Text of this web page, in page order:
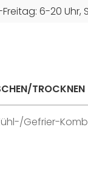
6-20 Uhr,
TROCKNEN
Gefrier-